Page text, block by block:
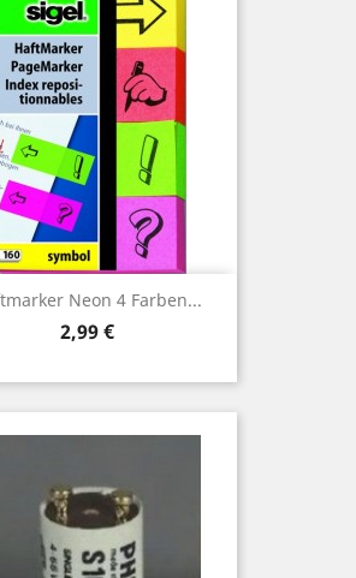
Neon 4 Farben...
Preis
2,99 €